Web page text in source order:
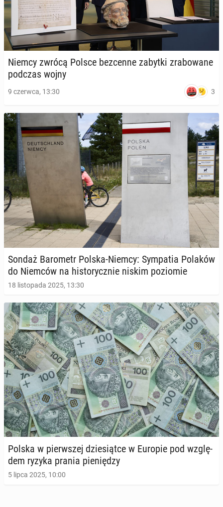
Niemcy zwrócą Polsce bez­cen­ne zabytki zra­bo­wa­ne
podczas wojny
9 czerwca, 13:30 3
Sondaż Ba­ro­metr Polska-Niemcy: Sym­pa­tia Polaków
do Niemców na hi­sto­rycz­nie niskim po­zio­mie
18 listopada 2025, 13:30
Polska w pierw­szej dzie­siąt­ce w Europie pod wzglę­
dem ryzyka prania pie­nię­dzy
5 lipca 2025, 10:00